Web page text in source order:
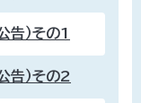
）その1
告）その2